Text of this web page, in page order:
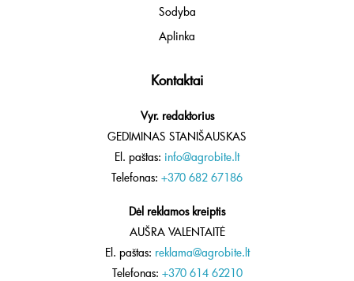
Sodyba
Aplinka
Kontaktai
Vyr. redaktorius
GEDIMINAS STANIŠAUSKAS
El. paštas: info@agrobite.lt
Telefonas: +370 682 67186
Dėl reklamos kreiptis
AUŠRA VALENTAITĖ
El. paštas: reklama@agrobite.lt
Telefonas: +370 614 62210